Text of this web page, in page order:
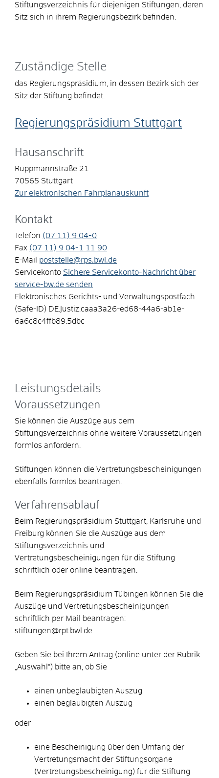
Stiftungsverzeichnis für diejenigen Stiftungen, deren
Sitz sich in ihrem Regierungsbezirk befinden.
Zuständige Stelle
das Regierungspräsidium, in dessen Bezirk sich der
Sitz der Stiftung befindet.
Regierungspräsidium Stuttgart
Hausanschrift
Ruppmannstraße 21
70565 Stuttgart
Zur elektronischen Fahrplanauskunft
Kontakt
Telefon (07 11) 9 04-0
Fax (07 11) 9 04-1 11
90
E-Mail
poststelle@rps.bwl.de
Servicekonto Sichere Servicekonto-Nachricht über
service-bw.de senden
Elektronisches Gerichts- und Verwaltungspostfach
(Safe-ID) DE.Justiz.caaa3a26-ed68-44a6-ab1e-
6a6c8c4ffb89.5dbc
Leistungsdetails
Voraussetzungen
Sie können die Auszüge aus dem
Stiftungsverzeichnis ohne weitere Voraussetzungen
formlos anfordern.
Stiftungen können die Vertretungsbescheinigungen
ebenfalls formlos beantragen.
Verfahrensablauf
Beim Regierungspräsidium Stuttgart, Karlsruhe und
Freiburg können Sie die Auszüge aus dem
Stiftungsverzeichnis und
Vertretungsbescheinigungen für die Stiftung
schriftlich oder online beantragen.
Beim Regierungspräsidium Tübingen können Sie die
Auszüge und Vertretungsbescheinigungen
schriftlich per Mail beantragen:
stiftungen@rpt.bwl.de
Geben Sie bei Ihrem Antrag (online unter der Rubrik
„Auswahl“) bitte an, ob Sie
einen unbeglaubigten Auszug
einen beglaubigten Auszug
oder
eine Bescheinigung über den Umfang der
Vertretungsmacht der Stiftungsorgane
(Vertretungsbescheinigung) für die Stiftung